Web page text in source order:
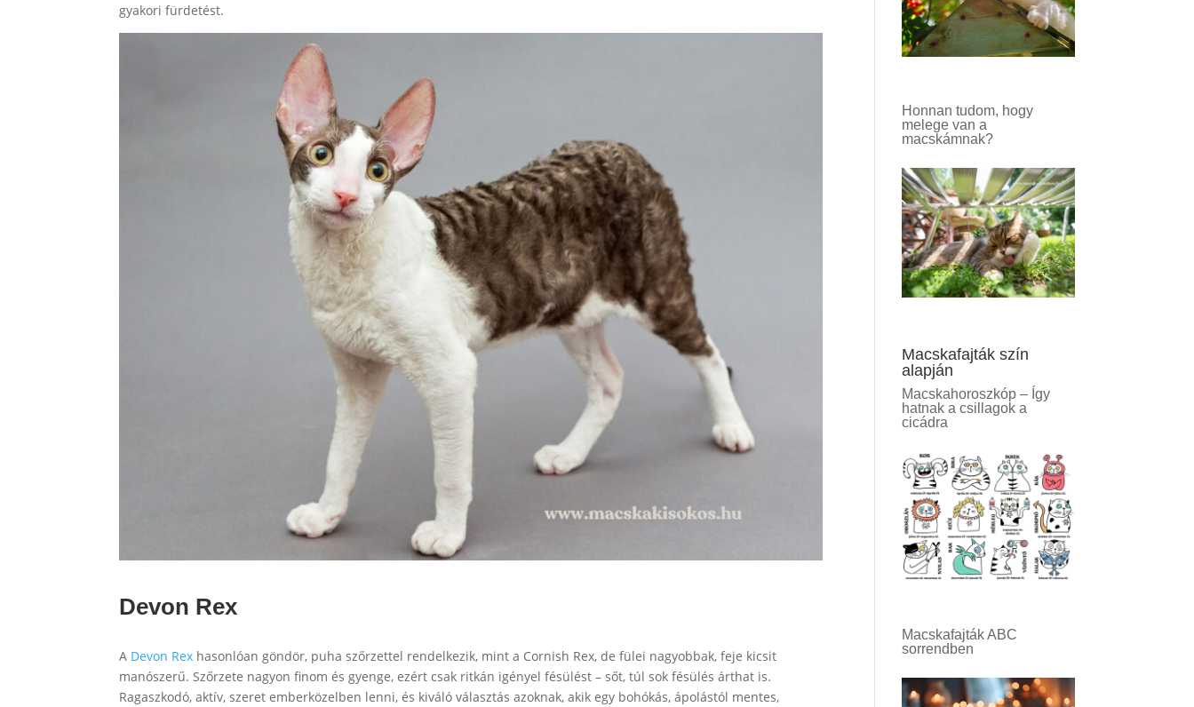
gyakori fürdetést.
Devon Rex
A Devon Rex hasonlóan göndör, puha szőrzettel rendelkezik, mint a Cornish Rex, de fülei nagyobbak, feje kicsit
manószerű. Szőrzete nagyon finom és gyenge, ezért csak ritkán igényel fésülést – sőt, túl sok fésülés árthat is.
Ragaszkodó, aktív, szeret emberközelben lenni, és kiváló választás azoknak, akik egy bohókás, ápolástól mentes,
Honnan tudom, hogy
melege van a
macskámnak?
Macskafajták szín
alapján
Macskahoroszkóp – Így
hatnak a csillagok a
cicádra
Macskafajták ABC
sorrendben